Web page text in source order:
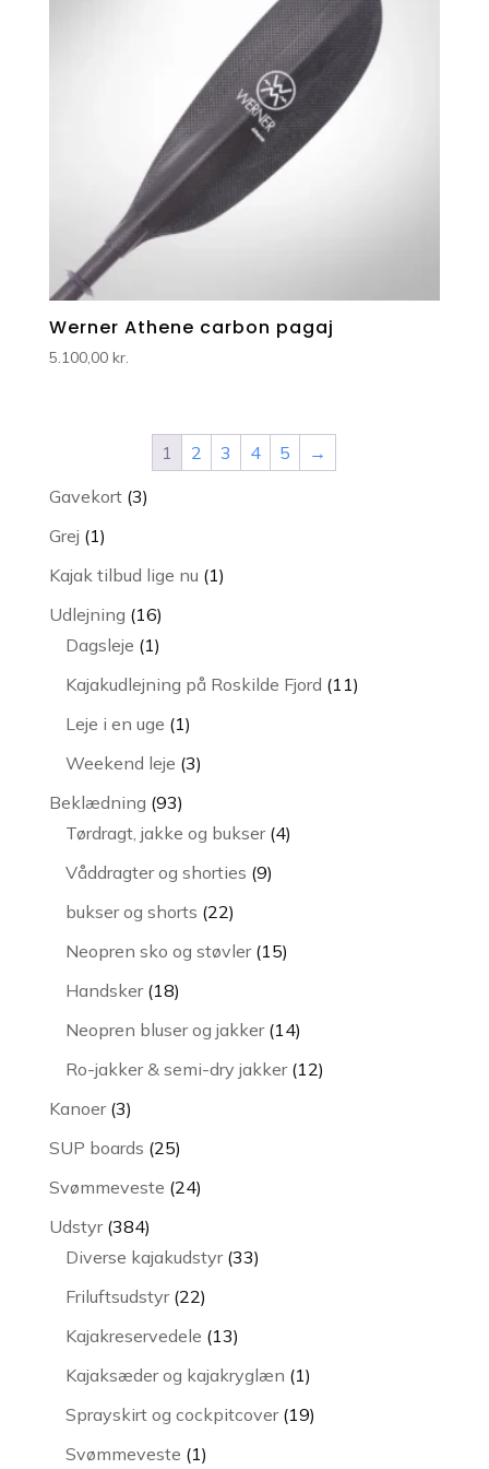
Werner Athene carbon pagaj
5.100,00 kr.
1 2 3 4 5
→
Gavekort 33
Grej 11
vare
Kajak tilbud lige nu 11
Udlejning 1616
varer
Dagsleje 11
vare
Kajakudlejning på Roskilde Fjord 1111
Leje i en uge 11
vare
Weekend leje 33
Beklædning 9393
varer
Tørdragt, jakke og bukser 44
Våddragter og shorties 99
bukser og shorts 2222
varer
Neopren sko og støvler 1515
Handsker 1818
Neopren bluser og jakker 1414
varer
Ro-jakker & semi-dry jakker 1212
Kanoer 33
varer
SUP boards 2525
varer
Svømmeveste 2424
Udstyr 384384
varer
Diverse kajakudstyr 3333
Friluftsudstyr 2222
varer
Kajakreservedele 1313
varer
Kajaksæder og kajakryglæn 11
vare
Sprayskirt og cockpitcover 1919
Svømmeveste 11